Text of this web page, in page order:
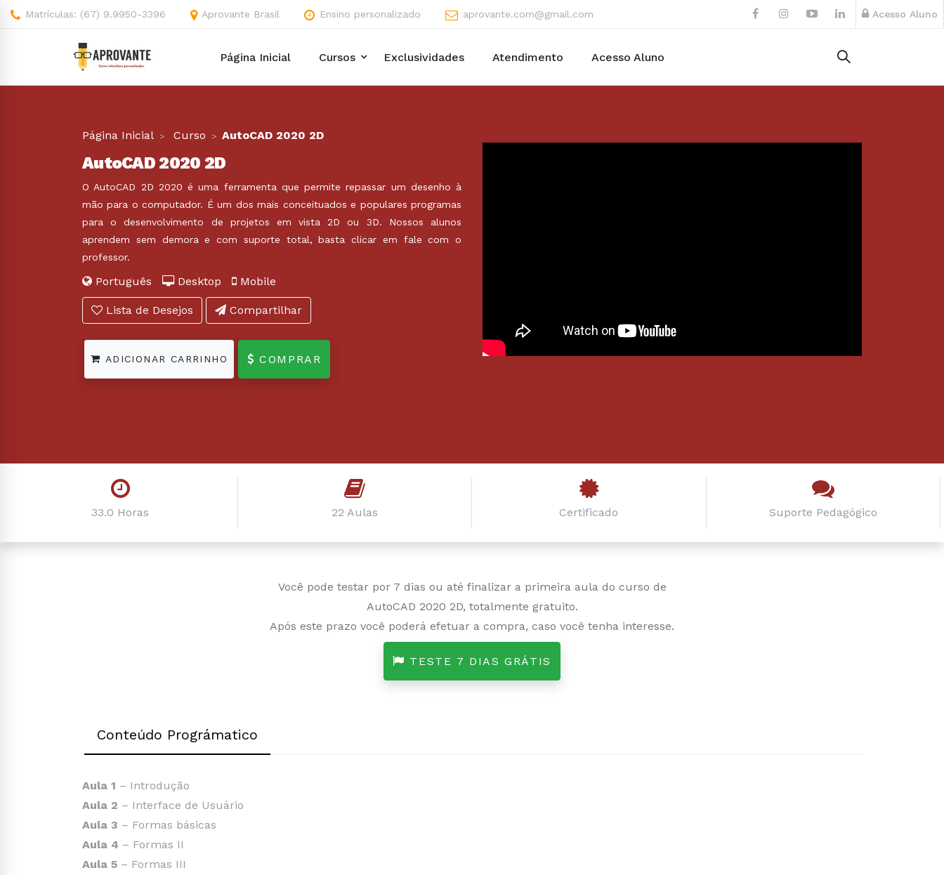
Matrículas: (67) 9.9950-3396 Aprovante Brasil Ensino personalizado aprovante.com@gmail.com Acesso Aluno
Página Inicial Cursos Exclusividades Atendimento Acesso Aluno
Página Inicial Curso AutoCAD 2020 2D
AutoCAD 2020 2D
O AutoCAD 2D 2020 é uma ferramenta que permite repassar um desenho à
mão para o computador. É um dos mais conceituados e populares programas
para o desenvolvimento de projetos em vista 2D ou 3D. Nossos alunos
aprendem sem demora e com suporte total, basta clicar em fale com o
professor.
Português Desktop Mobile
Lista de Desejos Compartilhar
ADICIONAR CARRINHO COMPRAR
33.0 Horas 22 Aulas Certificado Suporte Pedagógico
Você pode testar por 7 dias ou até finalizar a primeira aula do curso de
AutoCAD 2020 2D, totalmente gratuito.
Após este prazo você poderá efetuar a compra, caso você tenha interesse.
TESTE 7 DIAS GRÁTIS
Conteúdo Prográmatico
Aula 1 – Introdução
Aula 2 – Interface de Usuário
Aula 3 – Formas básicas
Aula 4 – Formas II
Aula 5 – Formas III